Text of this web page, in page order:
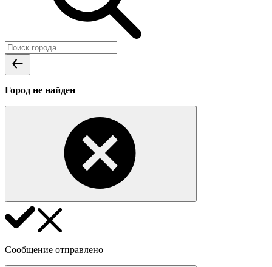
Город не найден
Сообщение отправлено